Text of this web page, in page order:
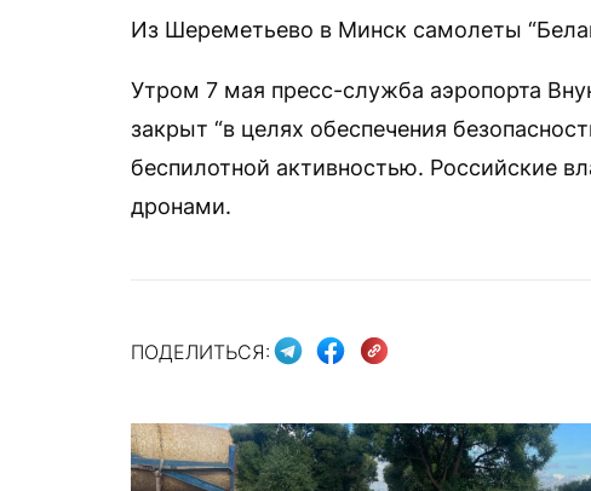
Из Шереметьево в Минск самолеты
Утром 7 мая пресс-служба аэропорта
закрыт “в целях обеспечения
беспилотной активностью. Российские
дронами.
ПОДЕЛИТЬСЯ: